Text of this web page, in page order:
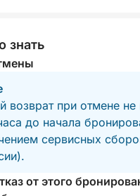
знать
возврат при отмене
до начала
сервисных
от этого